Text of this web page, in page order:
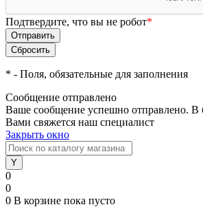
Подтвердите, что вы не робот*
* - Поля, обязательные для заполнения
Сообщение отправлено
Ваше сообщение успешно отправлено. В
Вами свяжется наш специалист
Закрыть окно
0
0
0 В корзине пока пусто